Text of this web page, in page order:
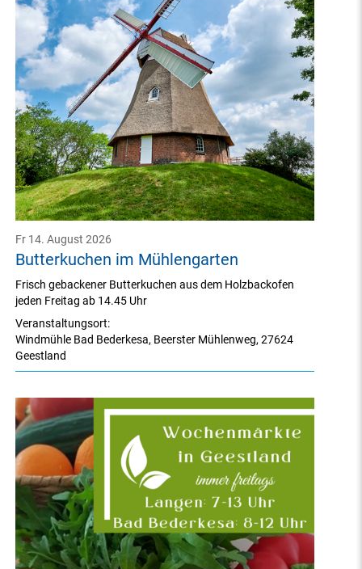
Butterkuchen im Mühlengarten
Fr 14. August 2026
Veranstaltungsort:
Windmühle Bad Bederkesa, Beerster Mühlenweg,27624
Geestland
Frisch gebackener Butterkuchen aus dem Holzbackofen
jeden Freitag ab 14.45 Uhr